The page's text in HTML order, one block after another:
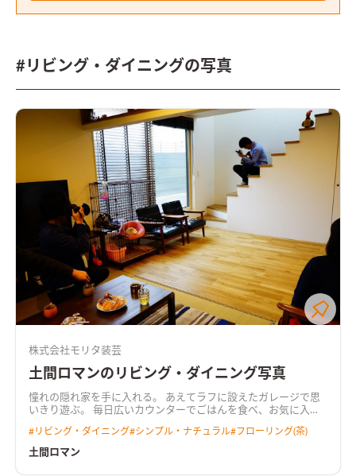
#リビング・ダイニングの写真
株式会社モリタ装芸
土間ロマンのリビング・ダイニング写真
憧れの隠れ家を手に入れる。 あえてラフに設えたガレージで思
いきり遊ぶ。 毎日広いカウンターでごはんを食べ、お気に入り
音楽を奏でる。 毎日が少年の頃のように楽しいお家です。
#リビング・ダイニング#シンプル・ナチュラル#フローリング(茶)
土間ロマン